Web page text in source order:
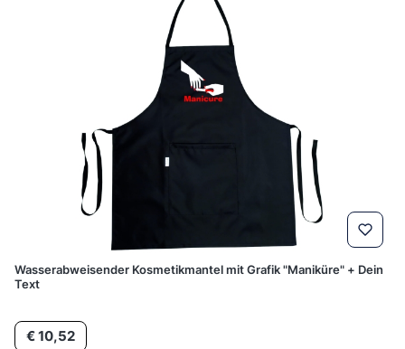
Wasserabweisender Kosmetikmantel mit Grafik "Maniküre" + Dein
Text
Preis
€ 10,52